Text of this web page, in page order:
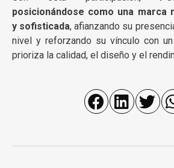
posicionándose como una marca
y sofisticada, afianzando su
nivel y reforzando su vínculo con
prioriza la calidad, el diseño y el